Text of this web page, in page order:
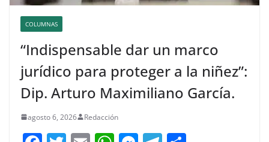
COLUMNAS
“Indispensable dar un marco
jurídico para proteger a la niñez”:
Dip. Arturo Maximiliano García.
agosto 6, 2026 Redacción